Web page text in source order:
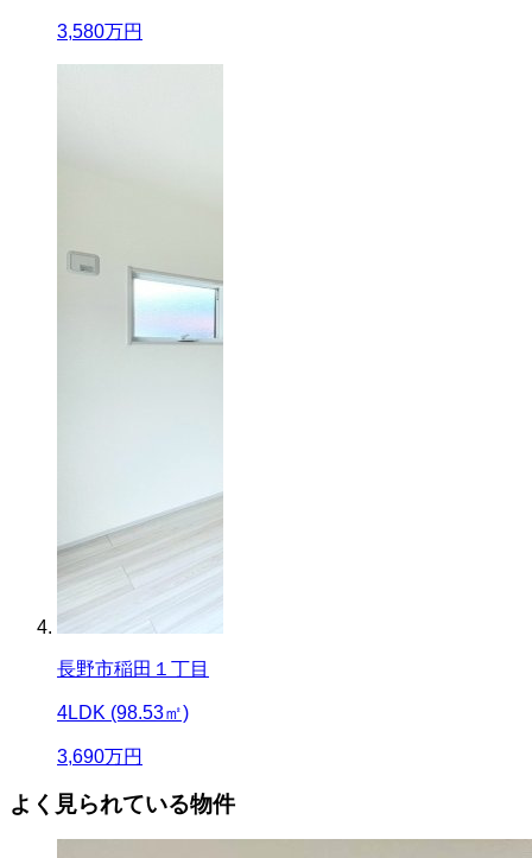
3,580万円
長野市稲田１丁目
4LDK (98.53㎡)
3,690万円
よく見られている物件